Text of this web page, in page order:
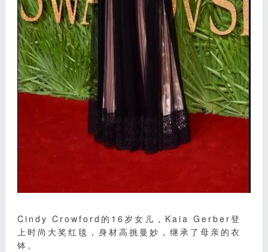
Cindy Crowford的16岁女儿，Kaia Gerber登
上时尚大奖红毯，身材高挑曼妙，继承了母亲的衣
钵。